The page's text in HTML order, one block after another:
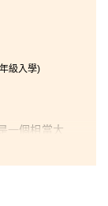
⼯作的認
驗活動，
後，亦選
⽣的⽣涯
級入學)
一個相當大
生，我選
，我才能